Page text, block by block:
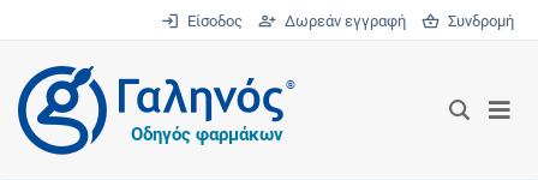
Είσοδος Δωρεάν εγγραφή Συνδρομή
®
Οδηγός φαρμάκων